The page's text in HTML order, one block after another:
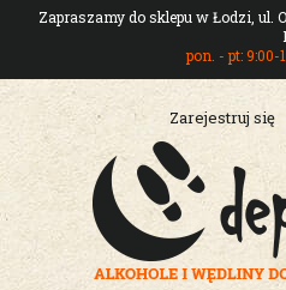
Zapraszamy do sklepu w Łodzi, ul.
pon. - pt: 9:00-
Zarejestruj się